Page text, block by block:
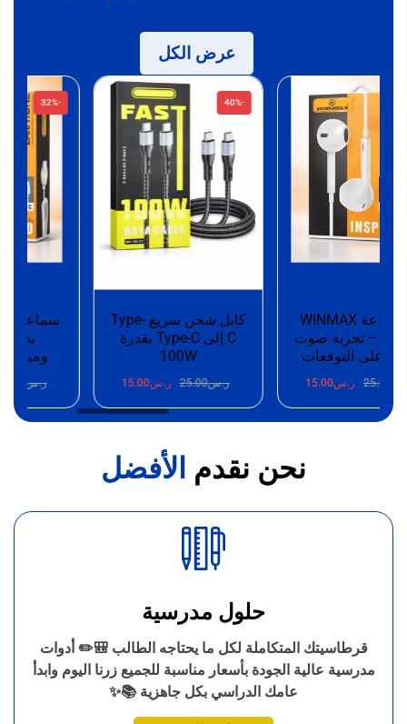
عرض الكل
🎧 سماعة WINMAX
– تجربة صوت
التوقعات
ر.س 15.00
كابل شحن سريع Type-
C إلى Type-C بقدرة
100W
25.00 ر.س 15.00
بصوت
25.00
نحن نقدم الأفضل
حلول مدرسية
قرطاسيتك المتكاملة لكل ما يحتاجه الطالب 🎒✏️ أدوات
مدرسية عالية الجودة بأسعار مناسبة للجميع زرنا اليوم وابدأ
عامك الدراسي بكل جاهزية 📚✨